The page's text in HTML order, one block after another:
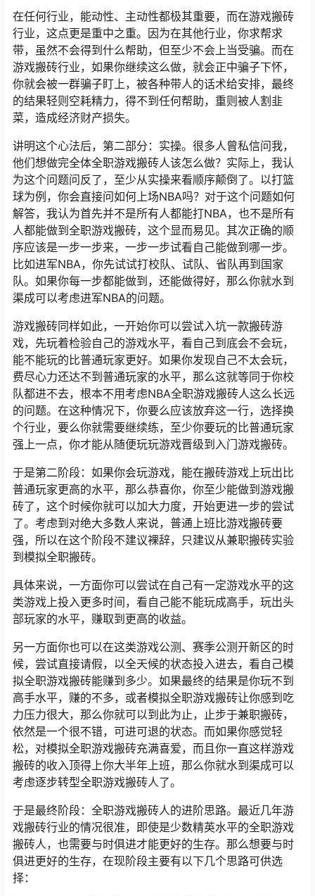
在任何行业，能动性、主动性都极其重要，而在游戏搬砖
行业，这点更是重中之重。因为在其他行业，你求帮求
带，虽然不会得到什么帮助，但至少不会上当受骗。而在
游戏搬砖行业，如果你继续这么做，就会正中骗子下怀，
你就会被一群骗子盯上，被各种带人的话术给安排，最终
的结果轻则空耗精力，得不到任何帮助，重则被人割韭
菜，造成经济财产损失。
讲明这个心法后，第二部分：实操。很多人曾私信问我，
他们想做完全体全职游戏搬砖人该怎么做？实际上，我认
为这个问题问反了，至少从实操来看顺序颠倒了。以打篮
球为例，你会直接问如何上场NBA吗？对于这个问题如何
解答，我认为首先并不是所有人都能打NBA，也不是所有
人都能做到全职游戏搬砖，这个显而易见。其次正确的顺
序应该是一步一步来，一步一步试看自己能做到哪一步。
比如进军NBA，你先试试打校队、试队、省队再到国家
队。如果你每一步都能做到，还能做得好，那么你就水到
渠成可以考虑进军NBA的问题。
游戏搬砖同样如此，一开始你可以尝试入坑一款搬砖游
戏，先玩着检验自己的游戏水平，看自己到底会不会玩，
能不能玩的比普通玩家更好。如果你发现自己不太会玩，
费尽心力还达不到普通玩家的水平，那么这就等同于你校
队都进不去，根本不用考虑NBA全职游戏搬砖人这么长远
的问题。在这种情况下，你要么应该放弃这一行，选择换
个行业，要么你就需要继续练，至少你要玩的比普通玩家
强上一点，你才能从随便玩玩游戏晋级到入门游戏搬砖。
于是第二阶段：如果你会玩游戏，能在搬砖游戏上玩出比
普通玩家更高的水平，那么恭喜你，你至少能做到游戏搬
砖了，这个时候你就可以加大力度，开始更进一步的尝试
了。考虑到对绝大多数人来说，普通上班比游戏搬砖要
强，所以在这个阶段不建议裸辞，只建议从兼职搬砖实验
到模拟全职搬砖。
具体来说，一方面你可以尝试在自己有一定游戏水平的这
类游戏上投入更多时间，看自己能不能玩成高手，玩出头
部玩家的水平，赚取到更高的收益。
另一方面你也可以在这类游戏公测、赛季公测开新区的时
候，尝试直接请假，以全天候的状态投入进去，看自己模
拟全职游戏搬砖能赚到多少。如果最终的结果是你玩不到
高手水平，赚的不多，或者模拟全职游戏搬砖让你感到吃
力压力很大，那么你就可以到此为止，止步于兼职搬砖，
依然是一个很不错，可进可退的状态。而如果你感觉轻
松，对模拟全职游戏搬砖充满喜爱，而且你一直这样游戏
搬砖的收入顶得上你大半年上班，那么你就水到渠成可以
考虑逐步转型全职游戏搬砖人了。
于是最终阶段：全职游戏搬砖人的进阶思路。最近几年游
戏搬砖行业的情况很准，即使是少数精英水平的全职游戏
搬砖人，也需要与时俱进才能更好的生存。那么想要与时
俱进更好的生存，在现阶段主要有以下几个思路可供选
择：